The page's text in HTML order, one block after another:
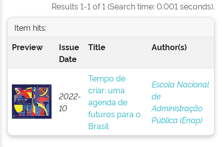
Results 1-1 of 1 (Search time: 0.001 seconds).
Item hits:
Preview
Issue
Date
Title Author(s)
2022-
10
Tempo de
criar: uma
agenda de
futuros para o
Brasil
Escola Nacional
de
Administração
Pública (Enap)